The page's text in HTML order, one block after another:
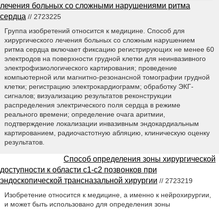
лечения больных со сложными нарушениями ритма
сердца // 2723225
Группа изобретений относится к медицине. Способ для
хирургического лечения больных со сложным нарушением
ритма сердца включает фиксацию регистрирующих не менее 60
электродов на поверхности грудной клетки для неинвазивного
электрофизиологического картирования; проведение
компьютерной или магнитно-резонансной томографии грудной
клетки; регистрацию электрокардиограмм; обработку ЭКГ-
сигналов; визуализацию результатов реконструкции
распределения электрического поля сердца в режиме
реального времени; определение очага аритмии,
подтверждение локализации инвазивным эндокардиальным
картированием, радиочастотную абляцию, клиническую оценку
результатов.
Способ определения зоны хирургической
доступности к области с1-с2 позвонков при
эндоскопической трансназальной хирургии // 2723219
Изобретение относится к медицине, а именно к нейрохирургии,
и может быть использовано для определения зоны